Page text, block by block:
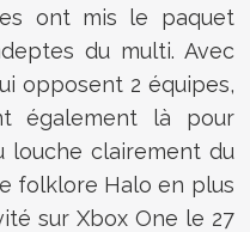
ont mis le paquet
du multi. Avec
opposent 2 équipes,
également là pour
louche clairement du
folklore Halo en plus
sur Xbox One le 27